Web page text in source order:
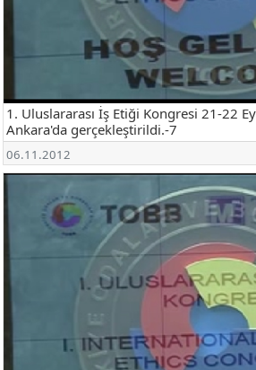
1. Uluslararası İş Etiği Kongresi 21-22
Ankara'da gerçekleştirildi.-7
06.11.2012